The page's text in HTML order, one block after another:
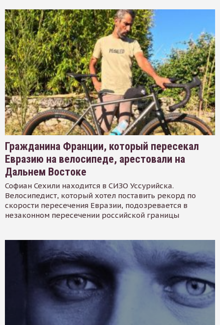
Гражданина Франции, который пересекал
Евразию на велосипеде, арестовали на
Дальнем Востоке
Софиан Сехили находится в СИЗО Уссурийска.
Велосипедист, который хотел поставить рекорд по
скорости пересечения Евразии, подозревается в
незаконном пересечении российской границы